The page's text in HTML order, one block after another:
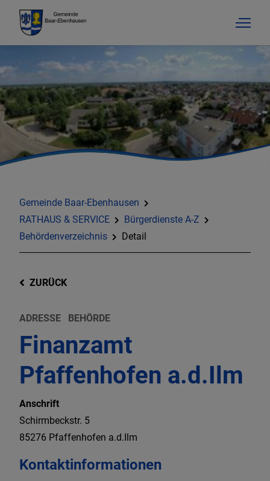
Gemeinde Baar-Ebenhausen
RATHAUS & SERVICE
Bürgerdienste A-Z
Behördenverzeichnis
Detail
ZURÜCK
ADRESSE BEHÖRDE
Finanzamt
Pfaffenhofen a.d.Ilm
Anschrift
Schirmbeckstr. 5
85276 Pfaffenhofen a.d.Ilm
Kontaktinformationen